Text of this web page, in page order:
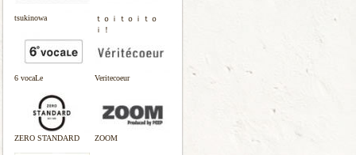
tsukinowa
ｔｏｉｔｏｉｔｏ
ｉ！
6 vocaLe Veritecoeur
ZERO STANDARD ZOOM